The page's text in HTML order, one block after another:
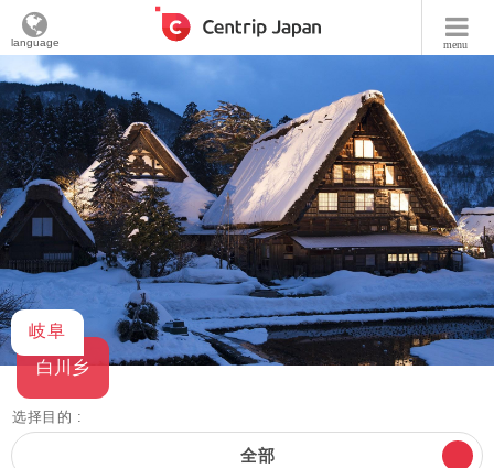
menu
language
岐阜
白川乡
选择目的 :
全部